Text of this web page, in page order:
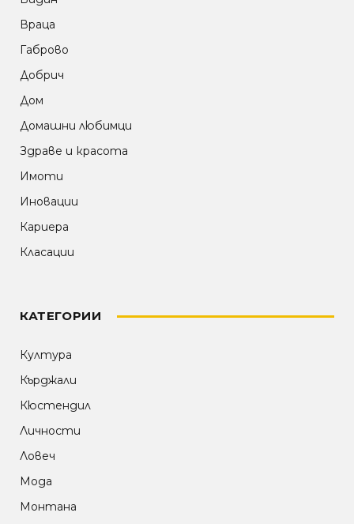
Враца
Габрово
Добрич
Дом
Домашни любимци
Здраве и красота
Имоти
Иновации
Кариера
Класации
КАТЕГОРИИ
Култура
Кърджали
Кюстендил
Личности
Ловеч
Мода
Монтана